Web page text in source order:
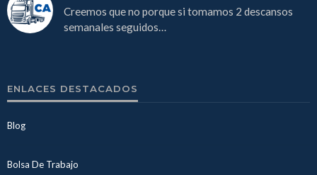
Creemos que no porque si tomamos 2 descansos
semanales seguidos…
ENLACES DESTACADOS
Blog
Bolsa De Trabajo